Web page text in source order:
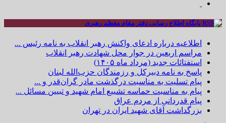
پایگاه اطلاع رسانی دفتر مقام معظم رهبری
اطلاعیه درباره ادعای واکنش رهبر انقلاب به نامه رئیس ...
مراسم اربعین در جوار محل شهادت رهبر انقلاب
استفتائات جدید (مرداد ماه ۱۴۰۵)
پاسخ به نامه دبیرکل و رزمندگان حزب‌الله لبنان
پیام تسلیت به مناسبت درگذشت مادر گران‌قدر و ...
پیام به مناسبت حماسه تشییع امام شهید و تبیین مسائل ...
پیام قدردانی از مردم عراق
بزرگداشت آقای شهید ایران در تهران